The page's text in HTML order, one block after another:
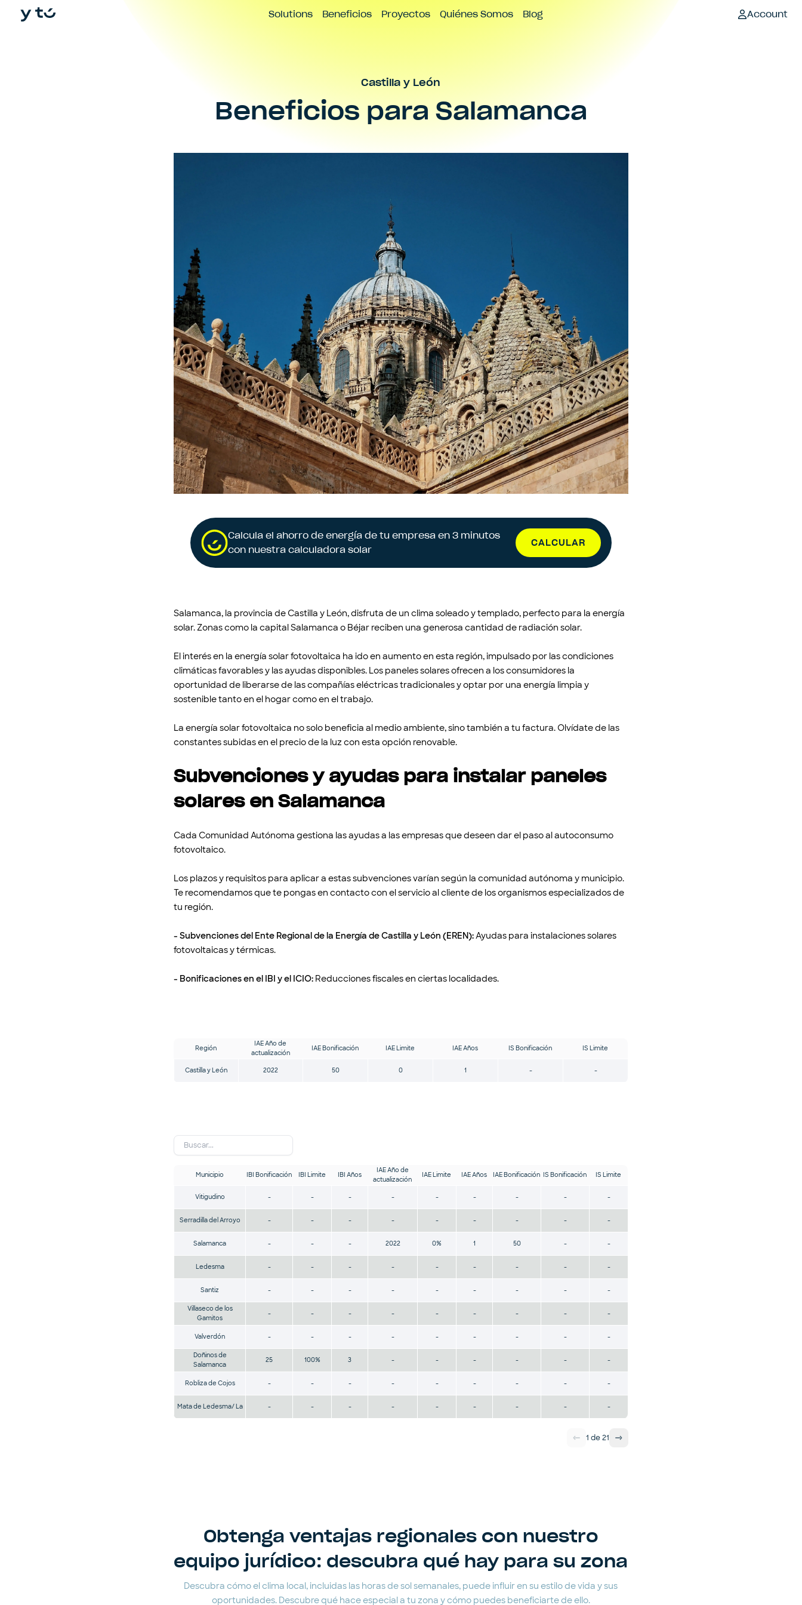
Inicio
Solutions Beneficios Proyectos Quiénes Somos Blog
Contacto Account
Castilla y León
Beneficios para Salamanca
Calcula el ahorro de energía de tu empresa en 3 minutos
con nuestra calculadora solar
CALCULAR
Salamanca, la provincia de Castilla y León, disfruta de un clima soleado y templado, perfecto para la energía
solar. Zonas como la capital Salamanca o Béjar reciben una generosa cantidad de radiación solar.
El interés en la energía solar fotovoltaica ha ido en aumento en esta región, impulsado por las condiciones
climáticas favorables y las ayudas disponibles. Los paneles solares ofrecen a los consumidores la
oportunidad de liberarse de las compañías eléctricas tradicionales y optar por una energía limpia y
sostenible tanto en el hogar como en el trabajo.
La energía solar fotovoltaica no solo beneficia al medio ambiente, sino también a tu factura. Olvídate de las
constantes subidas en el precio de la luz con esta opción renovable.
Subvenciones y ayudas para instalar paneles
solares en Salamanca
Cada Comunidad Autónoma gestiona las ayudas a las empresas que deseen dar el paso al autoconsumo
fotovoltaico.
Los plazos y requisitos para aplicar a estas subvenciones varían según la comunidad autónoma y municipio.
Te recomendamos que te pongas en contacto con el servicio al cliente de los organismos especializados de
tu región.
- Subvenciones del Ente Regional de la Energía de Castilla y León (EREN):Ayudas para instalaciones solares
fotovoltaicas y térmicas.
- Bonificaciones en el IBI y el ICIO: Reducciones fiscales en ciertas localidades.
Región
IAE Año de
actualización
IAE Bonificación IAE Limite IAE Años IS Bonificación IS Limite
Castilla y León 2022 50 0 1 - -
Municipio IBI Bonificación IBI Limite IBI Años
IAE Año de
actualización
IAE Limite IAE Años IAE Bonificación IS Bonificación IS Limite
Vitigudino - - - - - - - - -
Serradilla del Arroyo - - - - - - - - -
Salamanca - - - 2022 0% 1 50 - -
Ledesma - - - - - - - - -
Santiz - - - - - - - - -
Villaseco de los
Gamitos
- - - - - - - - -
Valverdón - - - - - - - - -
Doñinos de
Salamanca
25 100% 3 - - - - - -
Robliza de Cojos - - - - - - - - -
Mata de Ledesma/ La - - - - - - - - -
1 de 21
Obtenga ventajas regionales con nuestro
equipo jurídico: descubra qué hay para su zona
Descubra cómo el clima local, incluidas las horas de sol semanales, puede influir en su estilo de vida y sus
oportunidades. Descubre qué hace especial a tu zona y cómo puedes beneficiarte de ello.